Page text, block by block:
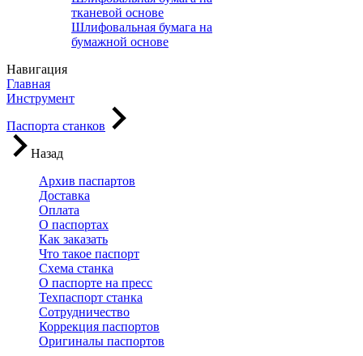
тканевой основе
Шлифовальная бумага на
бумажной основе
Навигация
Главная
Инструмент
Паспорта станков
Назад
Архив паспартов
Доставка
Оплата
О паспортах
Как заказать
Что такое паспорт
Схема станка
О паспорте на пресс
Техпаспорт станка
Сотрудничество
Коррекция паспортов
Оригиналы паспортов